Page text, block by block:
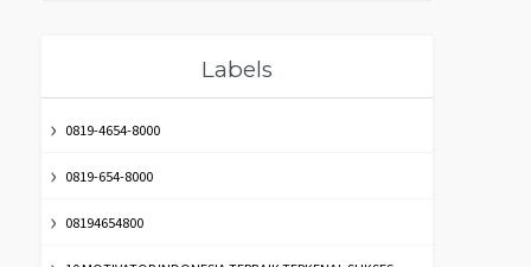
Labels
0819-4654-8000
0819-654-8000
08194654800